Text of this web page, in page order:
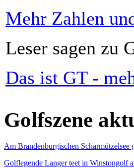
Mehr Zahlen
Leser sagen zu
Das ist GT -
Golfszene
Am Brandenburgischen
Golflegende Langer teet in Winstongolf